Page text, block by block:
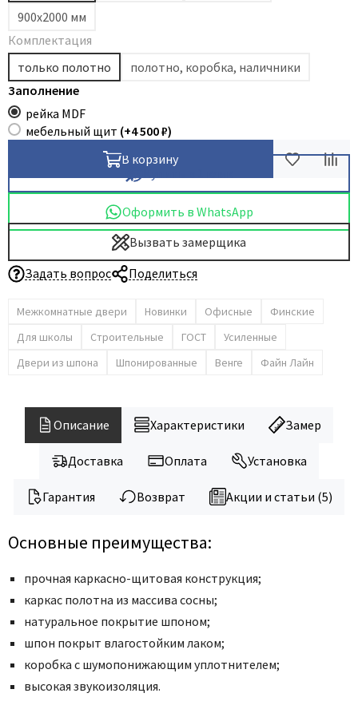
Dircode
Eclisse
El Porta
Fantom
Fimet
Fratelli Cattini
GlassTur
HSU
Kapelli
Krona Koblenz
Komfort Doors
Legend
Line Doors
Lockstyle
Milyana
Ofram
Optima Porte
Oro - Oro
Philips
Porta Di Parma
Porte Vista
Portika
900х2000 мм
Комплектация
только полотно
полотно, коробка, наличники
Заполнение
рейка MDF
мебельный щит (+4 500 ₽)
В корзину
Оформить в WhatsApp
Вызвать замерщика
Задать вопрос
Поделиться
Межкомнатные двери Новинки Офисные
Финские
Для школы
Строительные ГОСТ
Усиленные
Двери из шпона
Шпонированные Венге Файн Лайн
Описание Характеристики Замер
Доставка Оплата Установка
Гарантия Возврат Акции и статьи (5)
Основные преимущества:
прочная каркасно-щитовая конструкция;
каркас полотна из массива сосны;
натуральное покрытие шпоном;
шпон покрыт влагостойким лаком;
коробка с шумопонижающим уплотнителем;
высокая звукоизоляция.